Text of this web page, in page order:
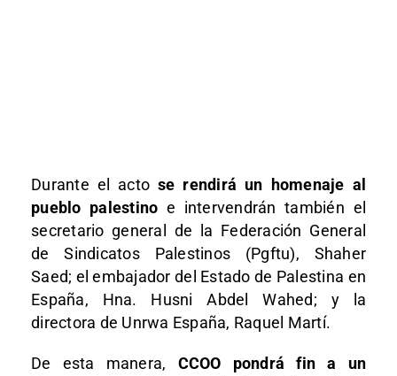
Durante el actose rendirá un homenaje al
pueblo palestino e intervendrán también el
secretario general de la Federación General
de Sindicatos Palestinos (Pgftu), Shaher
Saed; el embajador del Estado de Palestina en
España, Hna. Husni Abdel Wahed; y la
directora de Unrwa España, Raquel Martí.
De esta manera, CCOO pondrá fin a un